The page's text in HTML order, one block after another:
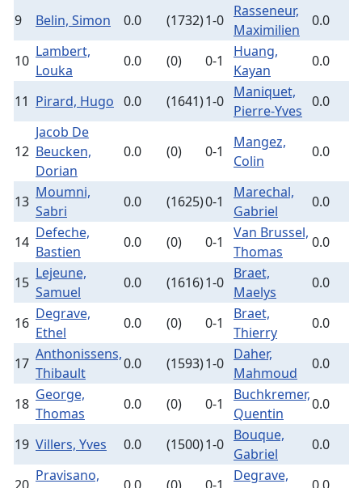
9 Belin, Simon 0.0 (1732)1-0
Rasseneur,
Maximilien
0.0
10
Lambert,
Louka
0.0 (0) 0-1
Huang,
Kayan
0.0
11 Pirard, Hugo 0.0 (1641)1-0
Maniquet,
Pierre-Yves
0.0
12
Jacob De
Beucken,
Dorian
0.0 (0) 0-1
Mangez,
Colin
0.0
13
Moumni,
Sabri
0.0 (1625)0-1
Marechal,
Gabriel
0.0
14
Defeche,
Bastien
0.0 (0) 0-1
Van Brussel,
Thomas
0.0
15
Lejeune,
Samuel
0.0 (1616)1-0
Braet,
Maelys
0.0
16
Degrave,
Ethel
0.0 (0) 0-1
Braet,
Thierry
0.0
17
Anthonissens,
Thibault
0.0 (1593)1-0
Daher,
Mahmoud
0.0
18
George,
Thomas
0.0 (0) 0-1
Buchkremer,
Quentin
0.0
19 Villers, Yves 0.0 (1500)1-0
Bouque,
Gabriel
0.0
Pravisano,
Degrave,